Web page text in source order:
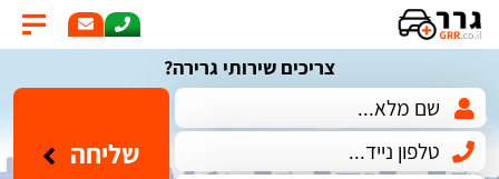
צריכים שירותי גרירה?
שליחה